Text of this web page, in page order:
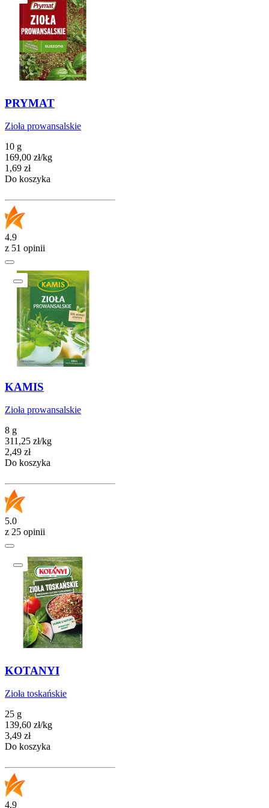
PRYMAT
Zioła prowansalskie
10 g
169,00 zł/kg
Cena
1,69 zł
Do koszyka
4.9
z 51 opinii
KAMIS
Zioła prowansalskie
8 g
311,25 zł/kg
Cena
2,49 zł
Do koszyka
5.0
z 25 opinii
KOTANYI
Zioła toskańskie
25 g
139,60 zł/kg
Cena
3,49 zł
Do koszyka
4.9